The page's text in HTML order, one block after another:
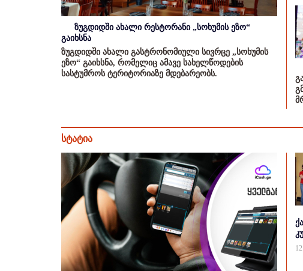
ზუგდიდში ახალი რესტორანი „სოხუმის ეზო“
გაიხსნა
ზუგდიდში ახალი გასტრონომიული სივრცე „სოხუმის
ეზო“ გაიხსნა, რომელიც ამავე სახელწოდების
სასტუმროს ტერიტორიაზე მდებარეობს.
სტატია